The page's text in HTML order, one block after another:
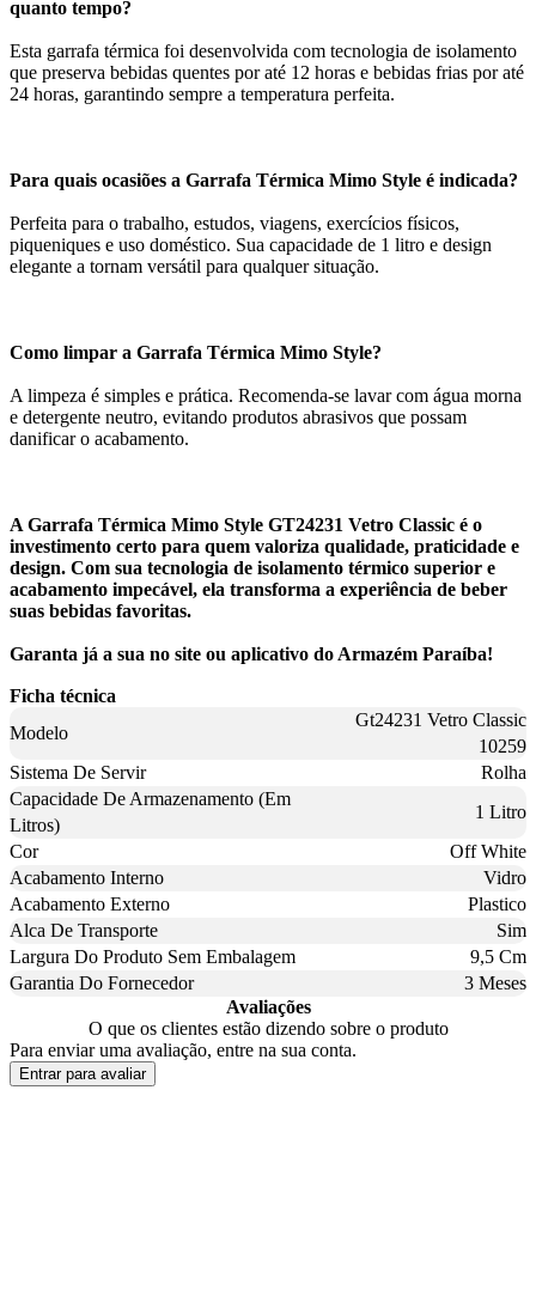
quanto tempo?
Esta garrafa térmica foi desenvolvida com tecnologia de isolamento
que preserva bebidas quentes por até 12 horas e bebidas frias por até
24 horas, garantindo sempre a temperatura perfeita.
Para quais ocasiões a Garrafa Térmica Mimo Style é indicada?
Perfeita para o trabalho, estudos, viagens, exercícios físicos,
piqueniques e uso doméstico. Sua capacidade de 1 litro e design
elegante a tornam versátil para qualquer situação.
Como limpar a Garrafa Térmica Mimo Style?
A limpeza é simples e prática. Recomenda-se lavar com água morna
e detergente neutro, evitando produtos abrasivos que possam
danificar o acabamento.
A Garrafa Térmica Mimo Style GT24231 Vetro Classic é o
investimento certo para quem valoriza qualidade, praticidade e
design. Com sua tecnologia de isolamento térmico superior e
acabamento impecável, ela transforma a experiência de beber
suas bebidas favoritas.
Garanta já a sua no site ou aplicativo do Armazém Paraíba!
Ficha técnica
Modelo
Gt24231 Vetro Classic
10259
Sistema De Servir
Rolha
Capacidade De Armazenamento (Em
Litros)
1 Litro
Cor
Off White
Acabamento Interno
Vidro
Acabamento Externo
Plastico
Alca De Transporte
Sim
Largura Do Produto Sem Embalagem
9,5 Cm
Garantia Do Fornecedor
3 Meses
Avaliações
O que os clientes estão dizendo sobre o produto
Para enviar uma avaliação, entre na sua conta.
Entrar para avaliar